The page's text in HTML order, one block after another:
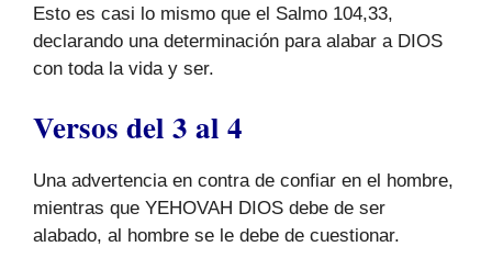
Esto es casi lo mismo que el Salmo 104,33,
declarando una determinación para alabar a DIOS
con toda la vida y ser.
Versos del 3 al 4
Una advertencia en contra de confiar en el hombre,
mientras que YEHOVAH DIOS debe de ser
alabado, al hombre se le debe de cuestionar.